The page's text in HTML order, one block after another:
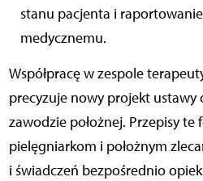
stanu pacjenta i
medycznemu.
Współpracę w zespole
precyzuje nowy projekt ustawy
zawodzie położnej. Przepisy
pielęgniarkom i położnym
i świadczeń bezpośrednio